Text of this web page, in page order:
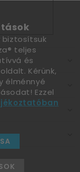
biztosítsuk
teljes
és
Kérünk,
élménnyé
Ezzel